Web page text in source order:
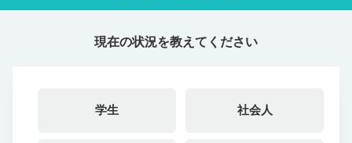
現在の状況を教えてください
学生 社会人